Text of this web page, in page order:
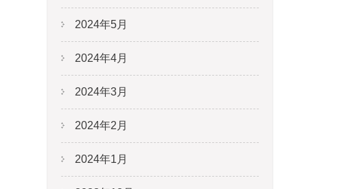
2024年5月
2024年4月
2024年3月
2024年2月
2024年1月